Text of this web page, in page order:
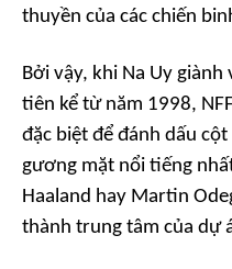
thuyền của các chiến
Bởi vậy, khi Na Uy giành
tiên kể từ năm 1998,
đặc biệt để đánh dấu
gương mặt nổi tiếng
Haaland hay Martin
thành trung tâm của dự